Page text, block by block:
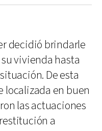
decidió brindarle
vivienda hasta
De esta
localizada en buen
las actuaciones
a